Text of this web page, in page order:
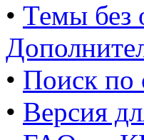
• Темы без
• Поиск по
• Версия